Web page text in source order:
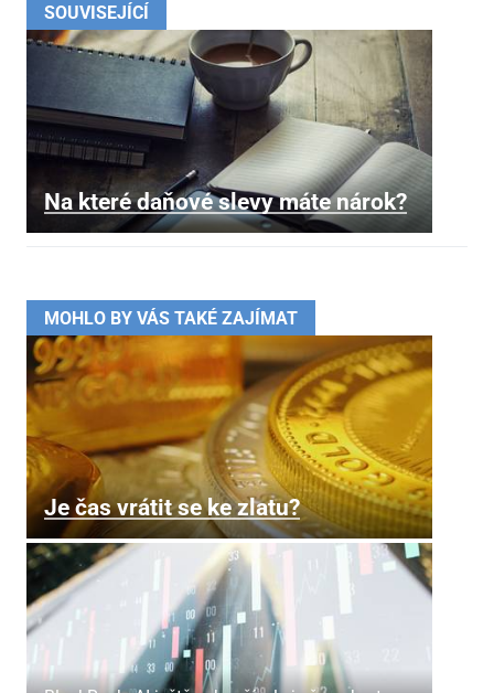
SOUVISEJÍCÍ
Na které daňové slevy máte nárok?
MOHLO BY VÁS TAKÉ ZAJÍMAT
Je čas vrátit se ke zlatu?